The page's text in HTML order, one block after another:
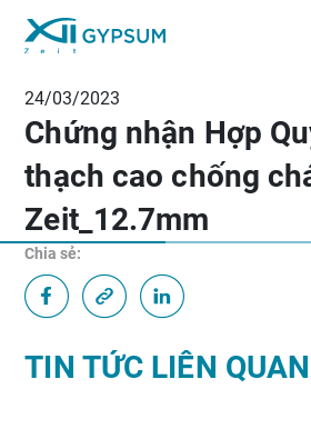
24/03/2023
Chứng nhận Hợp
thạch cao chống
Zeit_12.7mm
Chia sẻ:
TIN TỨC LIÊN QUAN